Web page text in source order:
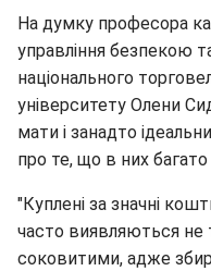
На думку професора
управління безпекою
національного
університету Олени
мати і занадто
про те, що в них
"Куплені за значні
часто виявляються не
соковитими, адже